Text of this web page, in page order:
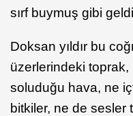
sırf buymuş gibi
Doksan yıldır bu
üzerlerindeki
soluduğu hava, ne
bitkiler, ne de sesler